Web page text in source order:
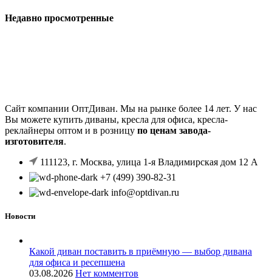
Недавно просмотренные
Сайт компании ОптДиван. Мы на рынке более 14 лет. У нас
Вы можете купить диваны, кресла для офиса, кресла-
реклайнеры оптом и в розницу по ценам завода-
изготовителя.
111123, г. Москва, улица 1-я Владимирская дом 12 А
+7 (499) 390-82-31
info@optdivan.ru
Новости
Какой диван поставить в приёмную — выбор дивана
для офиса и ресепшена
03.08.2026 Нет комментов